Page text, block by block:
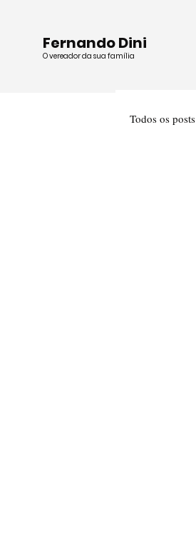
Fernando Dini
O vereador da sua família
Todos os posts